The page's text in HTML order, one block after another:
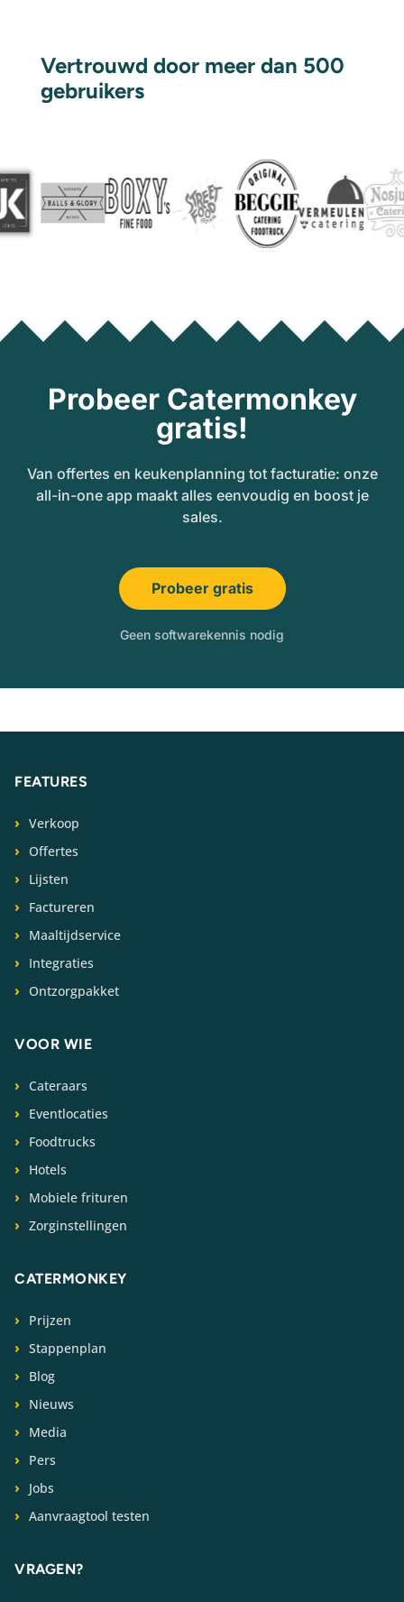
Vertrouwd door meer dan 500
gebruikers
Probeer Catermonkey
gratis!
Van offertes en keukenplanning tot facturatie: onze
all-in-one app maakt alles eenvoudig en boost je
sales.
Probeer gratis
Geen softwarekennis nodig
FEATURES
Verkoop
Offertes
Lijsten
Factureren
Maaltijdservice
Integraties
Ontzorgpakket
VOOR WIE
Cateraars
Eventlocaties
Foodtrucks
Hotels
Mobiele frituren
Zorginstellingen
CATERMONKEY
Prijzen
Stappenplan
Blog
Nieuws
Media
Pers
Jobs
Aanvraagtool testen
VRAGEN?